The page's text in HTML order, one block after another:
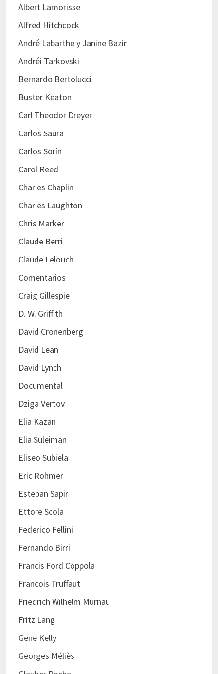
Albert Lamorisse
Alfred Hitchcock
André Labarthe y Janine Bazin
Andréi Tarkovski
Bernardo Bertolucci
Buster Keaton
Carl Theodor Dreyer
Carlos Saura
Carlos Sorín
Carol Reed
Charles Chaplin
Charles Laughton
Chris Marker
Claude Berri
Claude Lelouch
Comentarios
Craig Gillespie
D. W. Griffith
David Cronenberg
David Lean
David Lynch
Documental
Dziga Vertov
Elia Kazan
Elia Suleiman
Eliseo Subiela
Eric Rohmer
Esteban Sapir
Ettore Scola
Federico Fellini
Fernando Birri
Francis Ford Coppola
Francois Truffaut
Friedrich Wilhelm Murnau
Fritz Lang
Gene Kelly
Georges Méliès